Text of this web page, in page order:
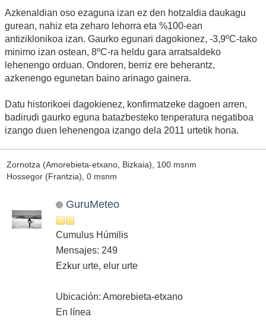
Azkenaldian oso ezaguna izan ez den hotzaldia daukagu
gurean, nahiz eta zeharo lehorra eta %100-ean
antiziklonikoa izan. Gaurko egunari dagokionez, -3,9ºC-tako
minimo izan ostean, 8ºC-ra heldu gara arratsaldeko
lehenengo orduan. Ondoren, berriz ere beherantz,
azkenengo egunetan baino arinago gainera.
Datu historikoei dagokienez, konfirmatzeke dagoen arren,
badirudi gaurko eguna batazbesteko tenperatura negatiboa
izango duen lehenengoa izango dela 2011 urtetik hona.
Zornotza (Amorebieta-etxano, Bizkaia), 100 msnm
Hossegor (Frantzia), 0 msnm
GuruMeteo
Cumulus Húmilis
Mensajes: 249
Ezkur urte, elur urte
Ubicación: Amorebieta-etxano
En línea